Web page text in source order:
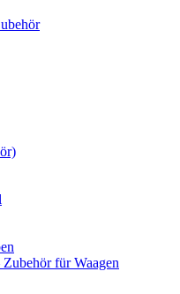
Zubehör für Waagen